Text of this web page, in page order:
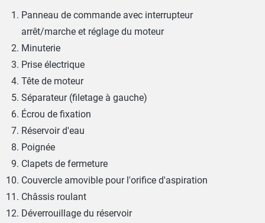
Panneau de commande avec interrupteur
arrêt/marche et réglage du moteur
Minuterie
Prise électrique
Tête de moteur
Séparateur (filetage à gauche)
Écrou de fixation
Réservoir d'eau
Poignée
Clapets de fermeture
Couvercle amovible pour l'orifice d'aspiration
Châssis roulant
Déverrouillage du réservoir